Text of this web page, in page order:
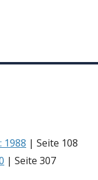
1988 | Seite 108
| Seite 307